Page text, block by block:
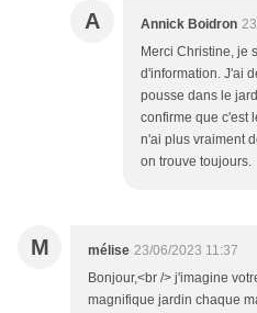
A Annick Boidron
Merci Christine, je
d'information. J'ai
pousse dans le
confirme que c'est
n'ai plus vraiment
on trouve toujours.
M mélise 23/06/2023 11:37
Bonjour,<br /> j'imagine
magnifique jardin chaque